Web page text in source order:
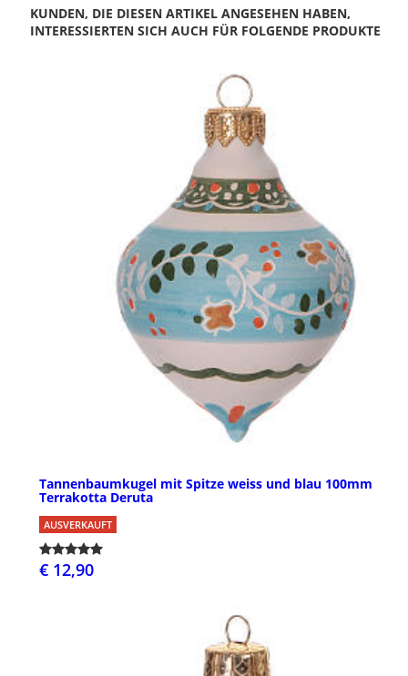
KUNDEN, DIE DIESEN ARTIKEL ANGESEHEN HABEN,
INTERESSIERTEN SICH AUCH FÜR FOLGENDE PRODUKTE
Tannenbaumkugel mit Spitze weiss und blau 100mm
Terrakotta Deruta
AUSVERKAUFT
€ 12,90